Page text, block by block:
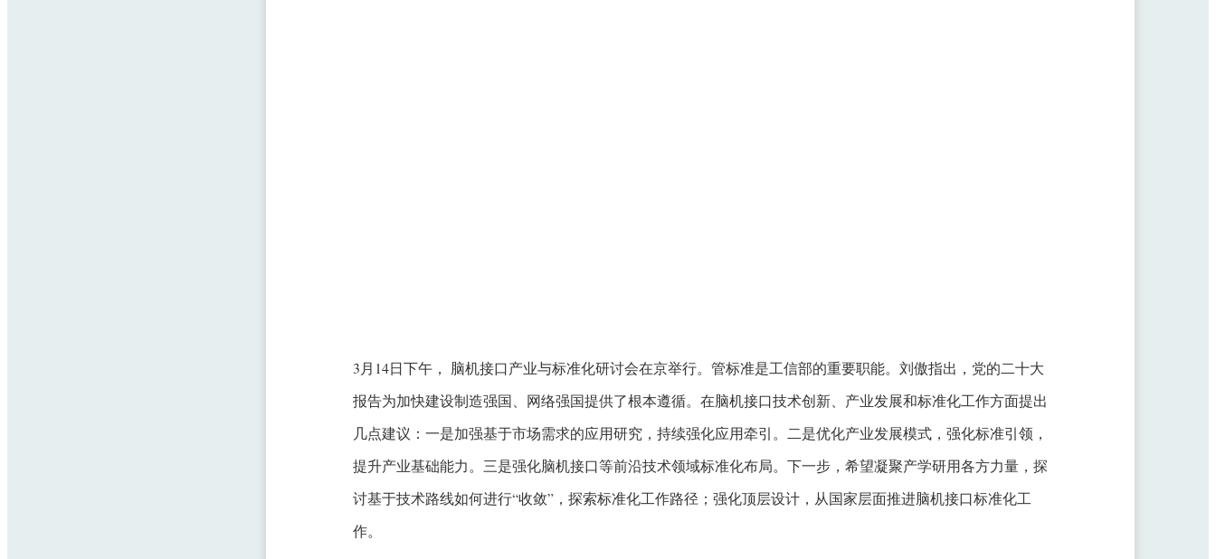
3月14日下午， 脑机接口产业与标准化研讨会在京举行。管标准是工信部的重要职能。刘傲指出，党的二十大
报告为加快建设制造强国、网络强国提供了根本遵循。在脑机接口技术创新、产业发展和标准化工作方面提出
几点建议：一是加强基于市场需求的应用研究，持续强化应用牵引。二是优化产业发展模式，强化标准引领，
提升产业基础能力。三是强化脑机接口等前沿技术领域标准化布局。下一步，希望凝聚产学研用各方力量，探
讨基于技术路线如何进行“收敛”，探索标准化工作路径；强化顶层设计，从国家层面推进脑机接口标准化工
作。